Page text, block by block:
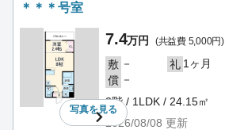
＊＊＊号室
写真を見る
7.4万円 (共益費 5,000円)
敷 － 礼 1ヶ月
償 －
2階 / 1LDK / 24.15㎡
2026/08/08 更新